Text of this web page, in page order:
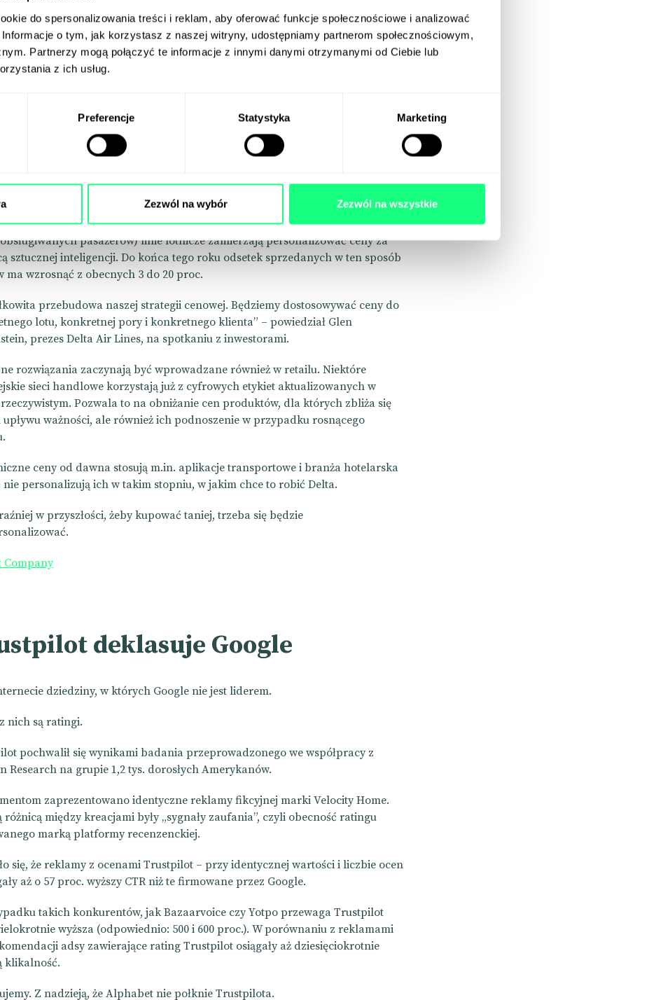
do spersonalizowania treści i reklam, aby oferować funkcje społecznościowe i analizować
o tym, jak korzystasz z naszej witryny, udostępniamy partnerom społecznościowym,
Partnerzy mogą połączyć te informacje z innymi danymi otrzymanymi od Ciebie lub
z ich usług.
Preferencje Statystyka Marketing
Zezwól na wybór Zezwól na wszystkie
Tool
Air Lines „dynamizuje” ceny
na świecie pod względem przychodów (i drugie największe pod względem
pasażerów) linie lotnicze zamierzają personalizować ceny za
sztucznej inteligencji. Do końca tego roku odsetek sprzedanych w ten sposób
ma wzrosnąć z obecnych 3 do 20 proc.
przebudowa naszej strategii cenowej. Będziemy dostosowywać ceny do
lotu, konkretnej pory i konkretnego klienta” – powiedział Glen
prezes Delta Air Lines, na spotkaniu z inwestorami.
rozwiązania zaczynają być wprowadzane również w retailu. Niektóre
sieci handlowe korzystają już z cyfrowych etykiet aktualizowanych w
rzeczywistym. Pozwala to na obniżanie cen produktów, dla których zbliża się
ważności, ale również ich podnoszenie w przypadku rosnącego
ceny od dawna stosują m.in. aplikacje transportowe i branża hotelarska
nie personalizują ich w takim stopniu, w jakim chce to robić Delta.
w przyszłości, żeby kupować taniej, trzeba się będzie
Company
deklasuje Google
dziedziny, w których Google nie jest liderem.
nich są ratingi.
pochwalił się wynikami badania przeprowadzonego we współpracy z
Research na grupie 1,2 tys. dorosłych Amerykanów.
zaprezentowano identyczne reklamy fikcyjnej marki Velocity Home.
różnicą między kreacjami były „sygnały zaufania”, czyli obecność ratingu
marką platformy recenzenckiej.
się, że reklamy z ocenami Trustpilot – przy identycznej wartości i liczbie ocen
aż o 57 proc. wyższy CTR niż te firmowane przez Google.
takich konkurentów, jak Bazaarvoice czy Yotpo przewaga Trustpilot
wyższa (odpowiednio: 500 i 600 proc.). W porównaniu z reklamami
adsy zawierające rating Trustpilot osiągały aż dziesięciokrotnie
klikalność.
Z nadzieją, że Alphabet nie połknie Trustpilota.